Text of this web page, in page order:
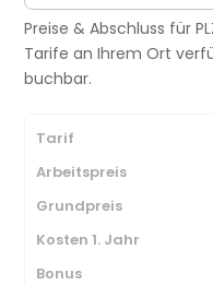
Preise & Abschluss für
Tarife an Ihrem Ort
buchbar.